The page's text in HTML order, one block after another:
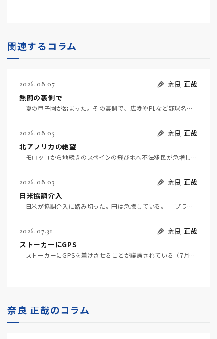
関連するコラム
2026.08.07
奈良 正哉
熱闘の裏側で
夏の甲子園が始まった。その裏側で、広陵やPLなど野球名門校（だった）の不祥事のその後について、「熱…
2026.08.05
奈良 正哉
北アフリカの絶望
モロッコから地続きのスペインの飛び地へ不法移民が急増していて、当地の大問題となっている。「海を泳い…
2026.08.03
奈良 正哉
日米協調介入
日米が協調介入に踏み切った。円は急騰している。 プラザ合意以降、協調介入は為替相場の転機になって…
2026.07.31
奈良 正哉
ストーカーにGPS
ストーカーにGPSを着けさせることが議論されている（7月29日日経）。反対派は「ストーカーにも人権…
奈良 正哉のコラム